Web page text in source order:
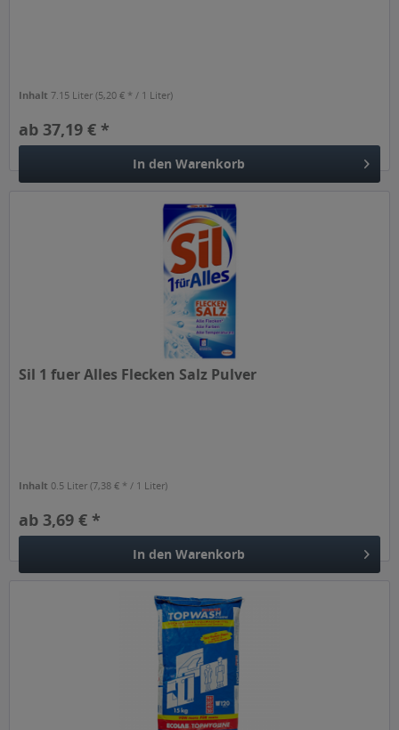
Inhalt7.15 Liter(5,20 € * / 1 Liter)
ab 37,19 € *
In den Warenkorb
Sil 1 fuer Alles Flecken Salz Pulver
Inhalt0.5 Liter(7,38 € * / 1 Liter)
ab 3,69 € *
In den Warenkorb